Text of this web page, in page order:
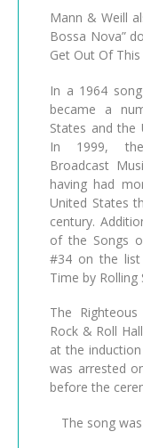
Mann & Weill
Bossa Nova”
Get Out Of
In a 1964
became a
States and the
In 1999, the
Broadcast
having had
United States
century.
of the Songs
#34 on the
Time by Rolling
The
Rock & Roll
at the
was arrested
before the
The song